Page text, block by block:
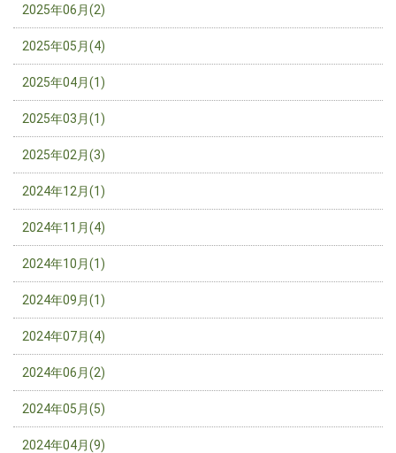
2025年06月(2)
2025年05月(4)
2025年04月(1)
2025年03月(1)
2025年02月(3)
2024年12月(1)
2024年11月(4)
2024年10月(1)
2024年09月(1)
2024年07月(4)
2024年06月(2)
2024年05月(5)
2024年04月(9)